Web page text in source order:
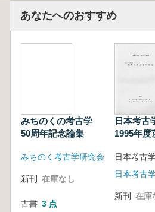
あなたへのおすすめ
みちのくの考古学
50周年記念論集
みちのく考古学研究会
新刊 在庫なし
古書 3 点
日本考
1995年
官衙とそ
新刊 在庫